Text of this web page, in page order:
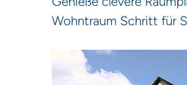
Wohntraum Schritt für